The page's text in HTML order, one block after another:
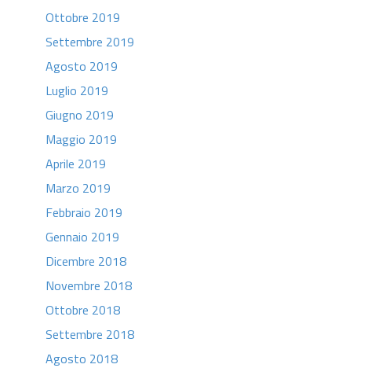
Ottobre 2019
Settembre 2019
Agosto 2019
Luglio 2019
Giugno 2019
Maggio 2019
Aprile 2019
Marzo 2019
Febbraio 2019
Gennaio 2019
Dicembre 2018
Novembre 2018
Ottobre 2018
Settembre 2018
Agosto 2018